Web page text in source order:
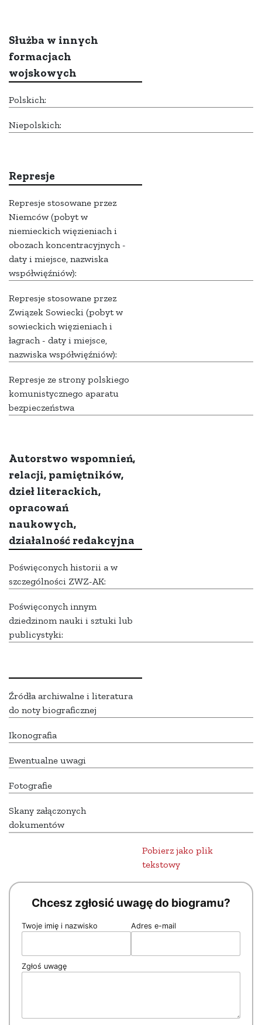
Służba w innych
formacjach
wojskowych
Polskich:
Niepolskich:
Represje
Represje stosowane przez
Niemców (pobyt w
niemieckich więzieniach i
obozach koncentracyjnych -
daty i miejsce, nazwiska
współwięźniów):
Represje stosowane przez
Związek Sowiecki (pobyt w
sowieckich więzieniach i
łagrach - daty i miejsce,
nazwiska współwięźniów):
Represje ze strony polskiego
komunistycznego aparatu
bezpieczeństwa
Autorstwo wspomnień,
relacji, pamiętników,
dzieł literackich,
opracowań
naukowych,
działalność redakcyjna
Poświęconych historii a w
szczególności ZWZ-AK:
Poświęconych innym
dziedzinom nauki i sztuki lub
publicystyki:
Źródła archiwalne i literatura
do noty biograficznej
Ikonografia
Ewentualne uwagi
Fotografie
Skany załączonych
dokumentów
Pobierz jako plik
tekstowy
Chcesz zgłosić uwagę do biogramu?
Twoje imię i nazwisko Adres e-mail
Zgłoś uwagę